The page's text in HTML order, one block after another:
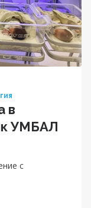
в
УМБАЛ
с